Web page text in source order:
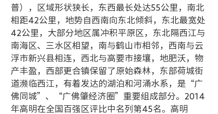
普），区域形状狭长，东西最长处达55公里，南北
相距42公里，地势自西南向东北倾斜，东北最宽处
42公里，大部分地区属冲积平原区，东北隔西江与
南海区、三水区相望，南与鹤山市相邻，西南与云
浮市新兴县相连，西北与高要市接壤，地肥沃，物
产丰盈，西部更合镇保留了原始森林，东部荷城街
道濒临西江，有着发达的湖泊和河涌水系，是“广
佛同城”、“广佛肇经济圈”重要组成部分。2014
年高明在全国百强区评比中名列第45名。高明